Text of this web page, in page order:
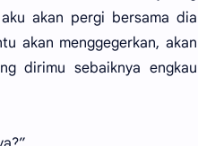
akan pergi bersama dia
akan menggegerkan, akan
dirimu sebaiknya engkau